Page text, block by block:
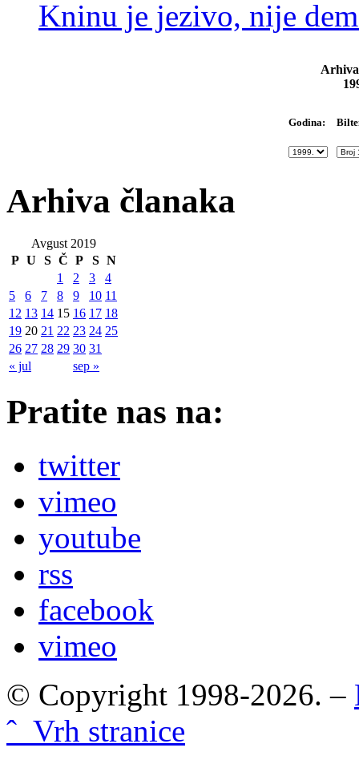
Kninu je jezivo, nije
Godina:
Arhiva članaka
Avgust 2019
P U S Č P S N
« jul sep »
1 2 3
4
5
6 7 8 9 10 11
12 13 14 15 16 17 18
19 20 21 22 23 24 25
26 27 28 29 30 31
Pratite nas na:
twitter
vimeo
youtube
rss
facebook
vimeo
© Copyright 1998-2026. –
ˆ Vrh stranice